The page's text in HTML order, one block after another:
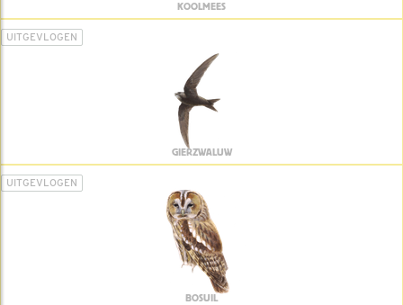
KOOLMEES
UITGEVLOGEN
GIERZWALUW
UITGEVLOGEN
BOSUIL